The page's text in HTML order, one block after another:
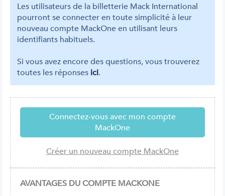
Les utilisateurs de la billetterie Mack International
pourront se connecter en toute simplicité à leur
nouveau compte MackOne en utilisant leurs
identifiants habituels.
Si vous avez encore des questions, vous trouverez
toutes les réponses ici.
AVANTAGES DU COMPTE MACKONE